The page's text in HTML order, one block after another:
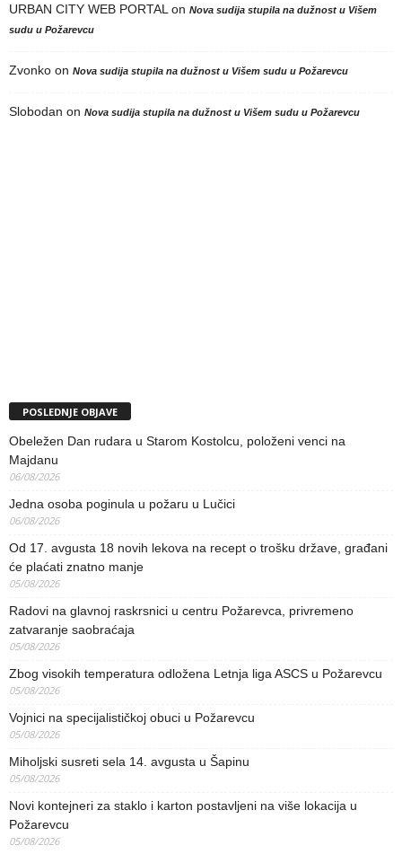
URBAN CITY WEB PORTALon Nova sudija stupila na dužnost u Višem
sudu u Požarevcu
Zvonko on Nova sudija stupila na dužnost u Višem sudu u Požarevcu
Slobodan on Nova sudija stupila na dužnost u Višem sudu u Požarevcu
POSLEDNJE OBJAVE
Obeležen Dan rudara u Starom Kostolcu, položeni venci na
Majdanu
06/08/2026
Jedna osoba poginula u požaru u Lučici
06/08/2026
Od 17. avgusta 18 novih lekova na recept o trošku države, građani
će plaćati znatno manje
05/08/2026
Radovi na glavnoj raskrsnici u centru Požarevca, privremeno
zatvaranje saobraćaja
05/08/2026
Zbog visokih temperatura odložena Letnja liga ASCS u Požarevcu
05/08/2026
Vojnici na specijalističkoj obuci u Požarevcu
05/08/2026
Miholjski susreti sela 14. avgusta u Šapinu
05/08/2026
Novi kontejneri za staklo i karton postavljeni na više lokacija u
Požarevcu
05/08/2026